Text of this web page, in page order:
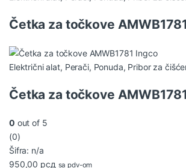
Četka za točkove
Električni alat, Perači, Ponuda, Pribor za
Četka za točkove
0 out of 5
(0)
Šifra: n/a
950,00 рсд sa pdv-om